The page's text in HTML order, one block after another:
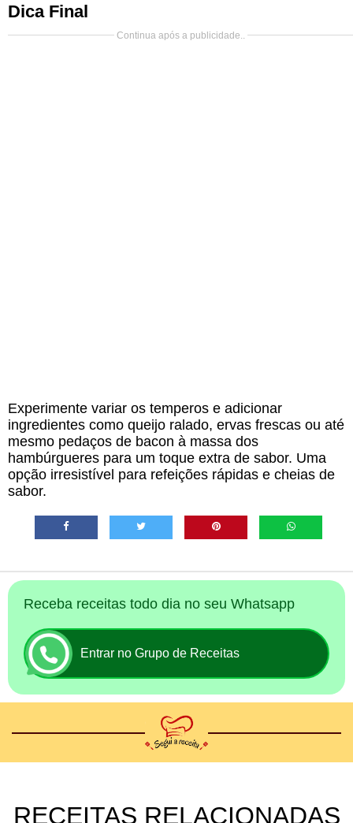
Dica Final
Continua após a publicidade..
Experimente variar os temperos e adicionar
ingredientes como queijo ralado, ervas frescas ou até
mesmo pedaços de bacon à massa dos
hambúrgueres para um toque extra de sabor. Uma
opção irresistível para refeições rápidas e cheias de
sabor.
Receba receitas todo dia no seu Whatsapp
Entrar no Grupo de Receitas
RECEITAS RELACIONADAS